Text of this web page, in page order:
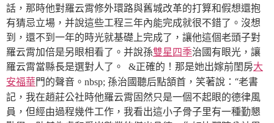
話，那時他對羅云霄修外環路與舊城改革的打算和假想還抱
有猜忌立場，并說這些工程三年內能完成就很不錯了。沒想
到，還不到一年的時光就基礎上完成了，讓他這個老頭子對
羅云霄加倍是另眼相看了。并說孫雙星四季治國有眼光，讓
羅云霄當縣長是選對人了。
&正確的！那是她出嫁前閨房大
安福華門的聲音。nbsp; 孫治國聽后點頷首，笑著說： “老書
記，我在趙莊公社時他羅云霄固然只是一個不起眼的德律風
員，但經由過程幾件工作，我看出這小子骨子里有一種勤懇